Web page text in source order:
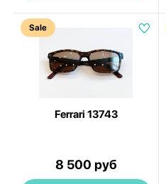
Sale
Ferrari 13743
8 500 руб